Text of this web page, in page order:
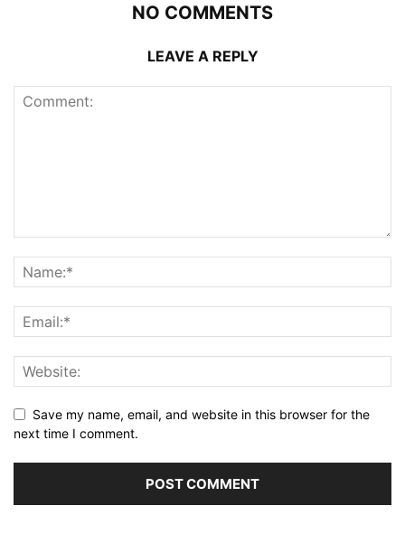
NO COMMENTS
LEAVE A REPLY
Save my name, email, and website in this browser for the
next time I comment.